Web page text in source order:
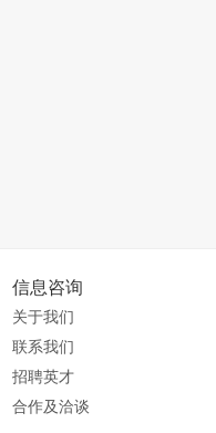
信息咨询
关于我们
联系我们
招聘英才
合作及洽谈